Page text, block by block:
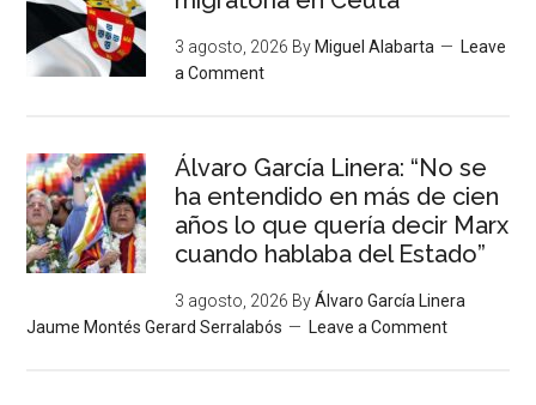
3 agosto, 2026 By Miguel Alabarta
Leave
a Comment
Álvaro García Linera: “No se
ha entendido en más de cien
años lo que quería decir Marx
cuando hablaba del Estado”
3 agosto, 2026 ByÁlvaro García Linera
Jaume Montés Gerard Serralabós
Leave a Comment